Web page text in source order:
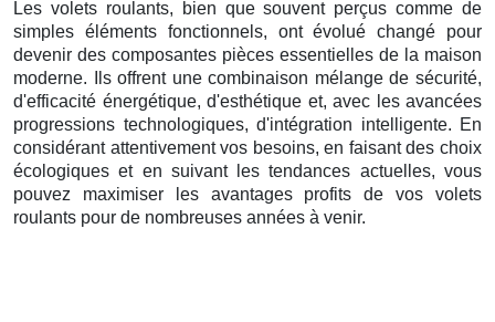
Les volets roulants, bien que souvent perçus comme de
simples éléments fonctionnels, ont évolué changé pour
devenir des composantes pièces essentielles de la maison
moderne. Ils offrent une combinaison mélange de sécurité,
d'efficacité énergétique, d'esthétique et, avec les avancées
progressions technologiques, d'intégration intelligente. En
considérant attentivement vos besoins, en faisant des choix
écologiques et en suivant les tendances actuelles, vous
pouvez maximiser les avantages profits de vos volets
roulants pour de nombreuses années à venir.